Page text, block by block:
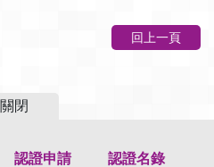
回上一頁
關閉
認證申請 認證名錄